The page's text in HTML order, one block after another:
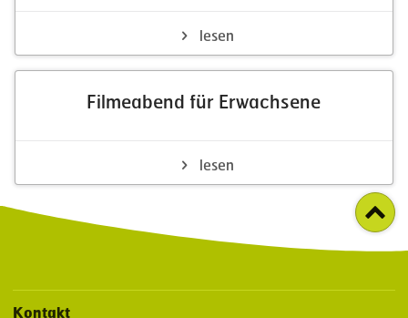
lesen
Filmeabend für Erwachsene
lesen
Kontakt